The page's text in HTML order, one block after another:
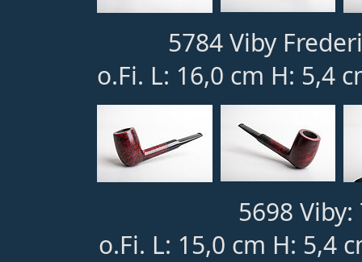
5784 Viby
o.Fi. L: 16,0 cm H: 5,4
5698 Viby:
o.Fi. L: 15,0 cm H: 5,4